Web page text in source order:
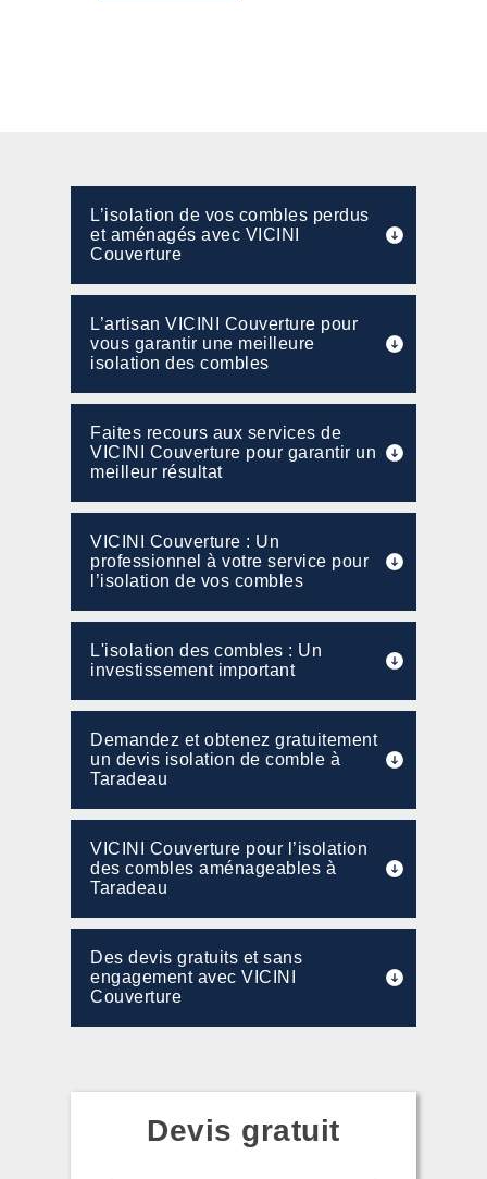
L’isolation de vos combles perdus
et aménagés avec VICINI
Couverture
L’artisan VICINI Couverture pour
vous garantir une meilleure
isolation des combles
Faites recours aux services de
VICINI Couverture pour garantir un
meilleur résultat
VICINI Couverture : Un
professionnel à votre service pour
l’isolation de vos combles
L'isolation des combles : Un
investissement important
Demandez et obtenez gratuitement
un devis isolation de comble à
Taradeau
VICINI Couverture pour l’isolation
des combles aménageables à
Taradeau
Des devis gratuits et sans
engagement avec VICINI
Couverture
Devis gratuit